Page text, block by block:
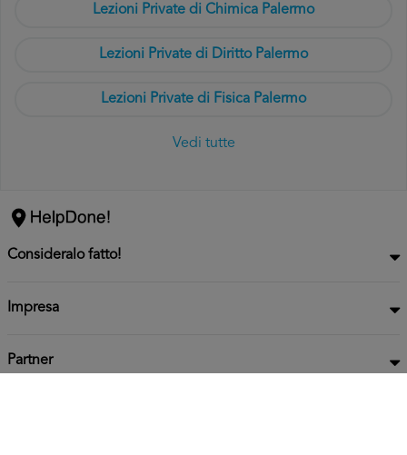
Lezioni Private di Chimica Palermo
Lezioni Private di Diritto Palermo
Lezioni Private di Fisica Palermo
Vedi tutte
Consideralo fatto!
Impresa
Partner